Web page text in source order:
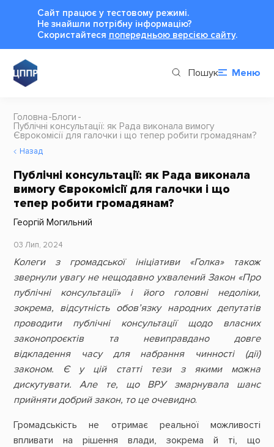
Сайт працює у тестовому режимі.
Не знайшли потрібну інформацію?
Cкористайтеся попередньою версією сайту.
Пошук Меню
Головна Блоги
Публічні консультації: як Рада виконала вимогу
Єврокомісії для галочки і що тепер робити громадянам?
Назад
Публічні консультації: як Рада виконала
вимогу Єврокомісії для галочки і що
тепер робити громадянам?
Георгій Могильний
03 Лип, 2024
Колеги з громадської ініціативи «Голка» також
звернули увагу не нещодавно ухвалений Закон «Про
публічні консультації» і його головні недоліки,
зокрема, відсутність обов’язку народних депутатів
проводити публічні консультації щодо власних
законопроєктів та невиправдано довге
відкладення часу для набрання чинності (дії)
законом. Є у цій статті тези з якими можна
дискутувати. Але те, що ВРУ змарнувала шанс
прийняти добрий закон, то це очевидно.
Громадськість не отримає реальної можливості
впливати на рішення влади, зокрема й ті, що